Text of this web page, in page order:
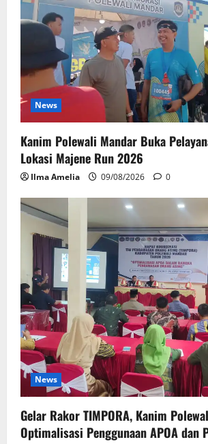
News
Kanim Polewali Mandar Buka
Lokasi Majene Run 2026
Ilma Amelia 09/08/2026 0
News
Gelar Rakor TIMPORA, Kanim
Optimalisasi Penggunaan APOA dan